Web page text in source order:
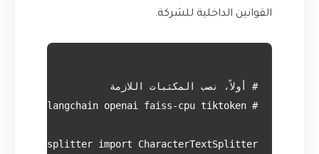
القوانين الداخلية للشركة.